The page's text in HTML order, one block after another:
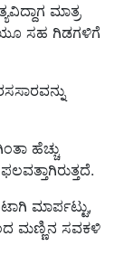
ಮಾತ್ರ
ಸಹ ಗಿಡಗಳಿಗೆ
ಹೆಚ್ಚು
ಮಾರ್ಪಟ್ಟು,
ಮಣ್ಣಿನ ಸವಕಳಿ